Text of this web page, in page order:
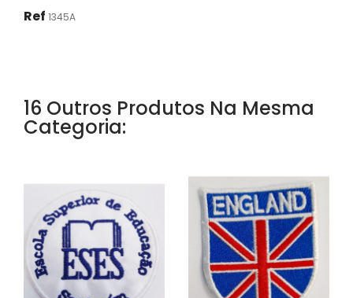
Ref 1345A
16 Outros Produtos Na Mesma
Categoria: